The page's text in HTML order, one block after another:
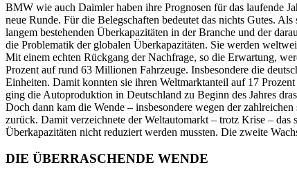
BMW wie auch Daimler haben ihre Prognosen für das laufende
neue Runde. Für die Belegschaften bedeutet das nichts Gutes.
langem bestehenden Überkapazitäten in der Branche und der
die Problematik der globalen Überkapazitäten. Sie werden
Mit einem echten Rückgang der Nachfrage, so die Erwartung,
Prozent auf rund 63 Millionen Fahrzeuge. Insbesondere die
Einheiten. Damit konnten sie ihren Weltmarktanteil auf 17
ging die Autoproduktion in Deutschland zu Beginn des Jahres
Doch dann kam die Wende – insbesondere wegen der
zurück. Damit verzeichnete der Weltautomarkt – trotz Krise – das
Überkapazitäten nicht reduziert werden mussten. Die zweite
DIE ÜBERRASCHENDE WENDE